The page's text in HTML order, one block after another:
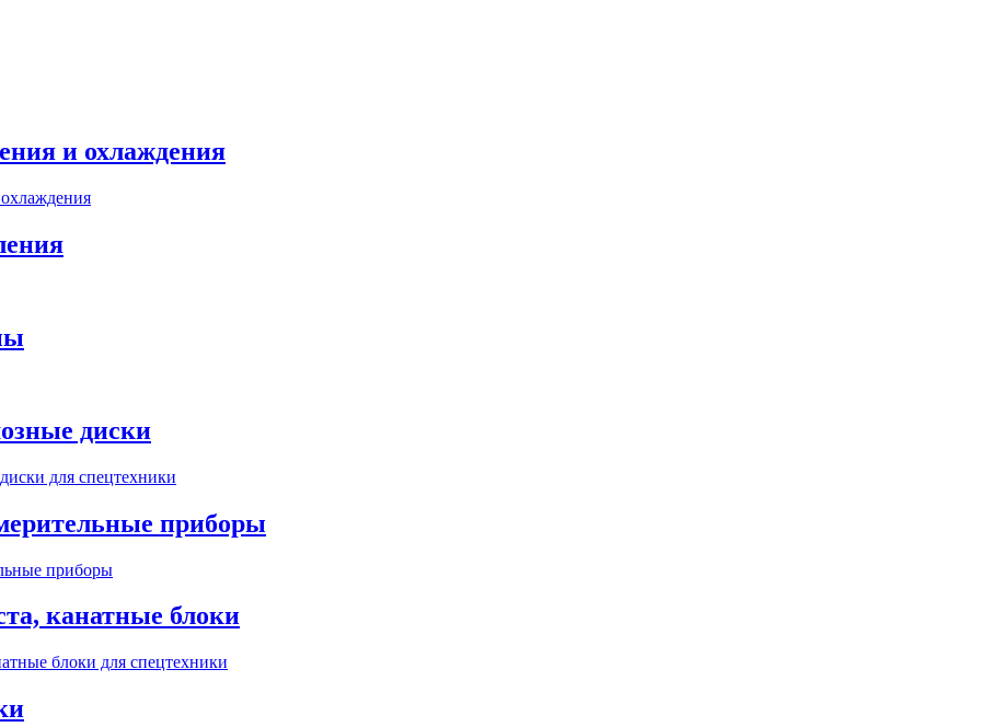
и охлаждения
диски
приборы
канатные блоки